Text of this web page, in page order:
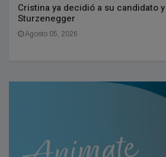
Cristina ya decidió a su candidato
Sturzenegger
Agosto 05, 2026